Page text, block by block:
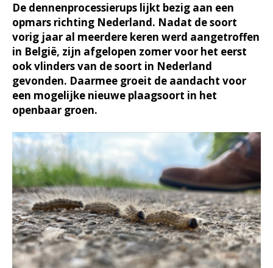
De dennenprocessierups lijkt bezig aan een
opmars richting Nederland. Nadat de soort
vorig jaar al meerdere keren werd aangetroffen
in België, zijn afgelopen zomer voor het eerst
ook vlinders van de soort in Nederland
gevonden. Daarmee groeit de aandacht voor
een mogelijke nieuwe plaagsoort in het
openbaar groen.